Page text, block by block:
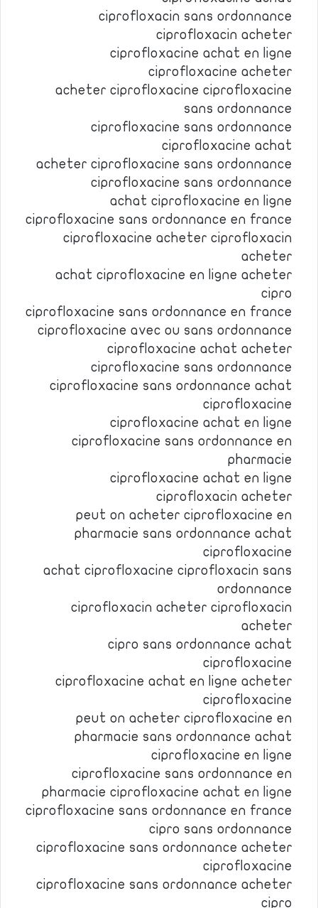
ciprofloxacin sans ordonnance
ciprofloxacin acheter
ciprofloxacine achat en ligne
ciprofloxacine acheter
acheter ciprofloxacine ciprofloxacine
sans ordonnance
ciprofloxacine sans ordonnance
ciprofloxacine achat
acheter ciprofloxacine sans ordonnance
ciprofloxacine sans ordonnance
achat ciprofloxacine en ligne
ciprofloxacine sans ordonnance en france
ciprofloxacine acheter ciprofloxacin
acheter
achat ciprofloxacine en ligne acheter
cipro
ciprofloxacine sans ordonnance en france
ciprofloxacine avec ou sans ordonnance
ciprofloxacine achat acheter
ciprofloxacine sans ordonnance
ciprofloxacine sans ordonnance achat
ciprofloxacine
ciprofloxacine achat en ligne
ciprofloxacine sans ordonnance en
pharmacie
ciprofloxacine achat en ligne
ciprofloxacin acheter
peut on acheter ciprofloxacine en
pharmacie sans ordonnance achat
ciprofloxacine
achat ciprofloxacine ciprofloxacin sans
ordonnance
ciprofloxacin acheter ciprofloxacin
acheter
cipro sans ordonnance achat
ciprofloxacine
ciprofloxacine achat en ligne acheter
ciprofloxacine
peut on acheter ciprofloxacine en
pharmacie sans ordonnance achat
ciprofloxacine en ligne
ciprofloxacine sans ordonnance en
pharmacie ciprofloxacine achat en ligne
ciprofloxacine sans ordonnance en france
cipro sans ordonnance
ciprofloxacine sans ordonnance acheter
ciprofloxacine
ciprofloxacine sans ordonnance acheter
cipro